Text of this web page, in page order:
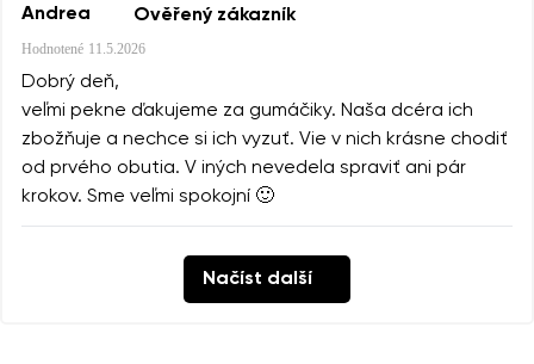
Andrea Ověřený zákazník
Hodnotené 11.5.2026
Dobrý deň,
veľmi pekne ďakujeme za gumáčiky. Naša dcéra ich
zbožňuje a nechce si ich vyzuť. Vie v nich krásne chodiť
od prvého obutia. V iných nevedela spraviť ani pár
krokov. Sme veľmi spokojní 🙂
Načíst další